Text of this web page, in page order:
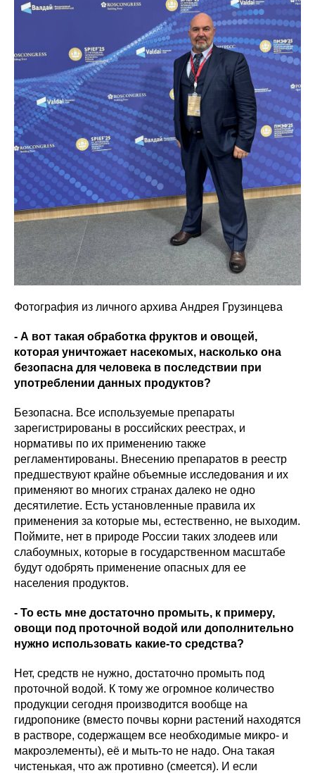
Фотография из личного архива Андрея Грузинцева
- А вот такая обработка фруктов и овощей,
которая уничтожает насекомых, насколько она
безопасна для человека в последствии при
употреблении данных продуктов?
Безопасна. Все используемые препараты
зарегистрированы в российских реестрах, и
нормативы по их применению также
регламентированы. Внесению препаратов в реестр
предшествуют крайне объемные исследования и их
применяют во многих странах далеко не одно
десятилетие. Есть установленные правила их
применения за которые мы, естественно, не выходим.
Поймите, нет в природе России таких злодеев или
слабоумных, которые в государственном масштабе
будут одобрять применение опасных для ее
населения продуктов.
- То есть мне достаточно промыть, к примеру,
овощи под проточной водой или дополнительно
нужно использовать какие-то средства?
Нет, средств не нужно, достаточно промыть под
проточной водой. К тому же огромное количество
продукции сегодня производится вообще на
гидропонике (вместо почвы корни растений находятся
в растворе, содержащем все необходимые микро- и
макроэлементы), её и мыть-то не надо. Она такая
чистенькая, что аж противно (смеется). И если